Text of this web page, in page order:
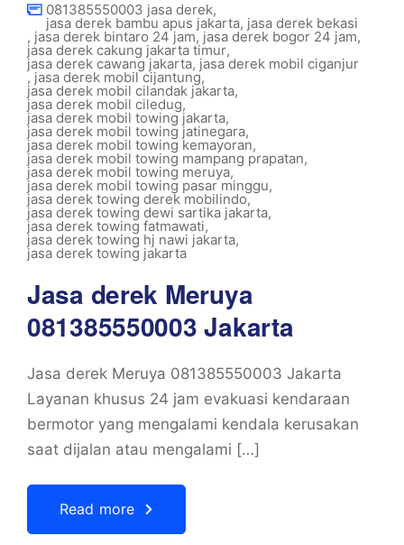
081385550003 jasa derek,
jasa derek bambu apus jakarta, jasa derek bekasi
, jasa derek bintaro 24 jam, jasa derek bogor 24 jam,
jasa derek cakung jakarta timur,
jasa derek cawang jakarta, jasa derek mobil ciganjur
, jasa derek mobil cijantung,
jasa derek mobil cilandak jakarta,
jasa derek mobil ciledug,
jasa derek mobil towing jakarta,
jasa derek mobil towing jatinegara,
jasa derek mobil towing kemayoran,
jasa derek mobil towing mampang prapatan,
jasa derek mobil towing meruya,
jasa derek mobil towing pasar minggu,
jasa derek towing derek mobilindo,
jasa derek towing dewi sartika jakarta,
jasa derek towing fatmawati,
jasa derek towing hj nawi jakarta,
jasa derek towing jakarta
Jasa derek Meruya
081385550003 Jakarta
Jasa derek Meruya 081385550003 Jakarta
Layanan khusus 24 jam evakuasi kendaraan
bermotor yang mengalami kendala kerusakan
saat dijalan atau mengalami […]
Read more